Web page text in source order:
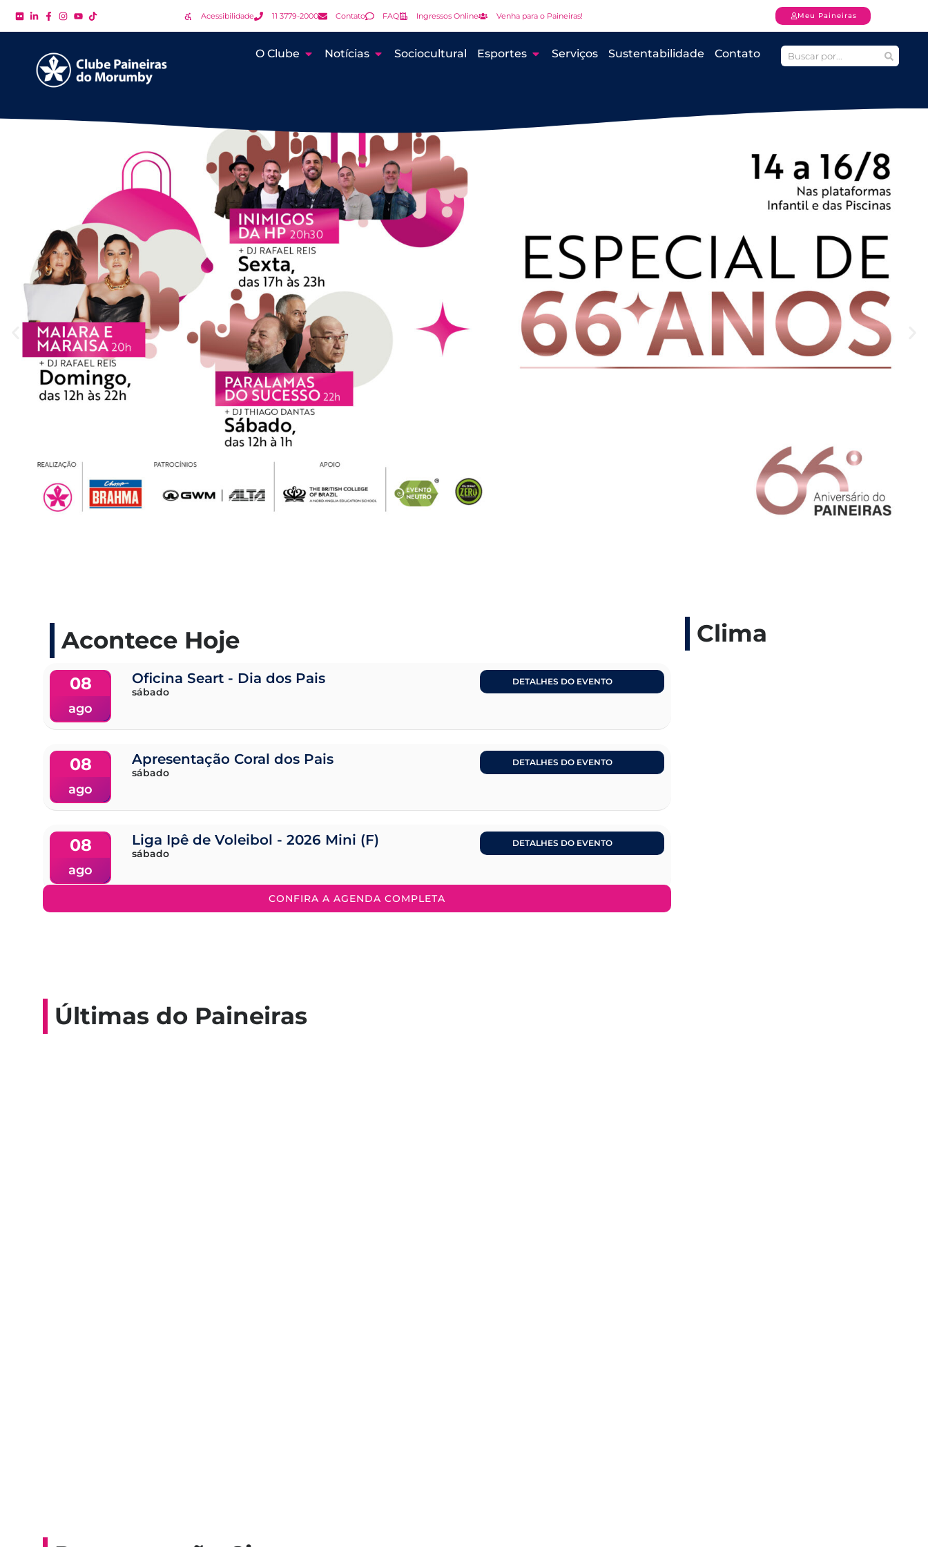
Acessibilidade 11 3779-2000 Contato FAQ Ingressos Online Venha para o Paineiras! Meu Paineiras
O Clube Notícias Sociocultural Esportes Serviços Sustentabilidade Contato
Acontece Hoje
08
ago
Oficina Seart - Dia dos Pais
sábado
DETALHES DO EVENTO
08
ago
Apresentação Coral dos Pais
sábado
DETALHES DO EVENTO
08
ago
Liga Ipê de Voleibol - 2026 Mini (F)
sábado
DETALHES DO EVENTO
CONFIRA A AGENDA COMPLETA
Clima
Últimas do Paineiras